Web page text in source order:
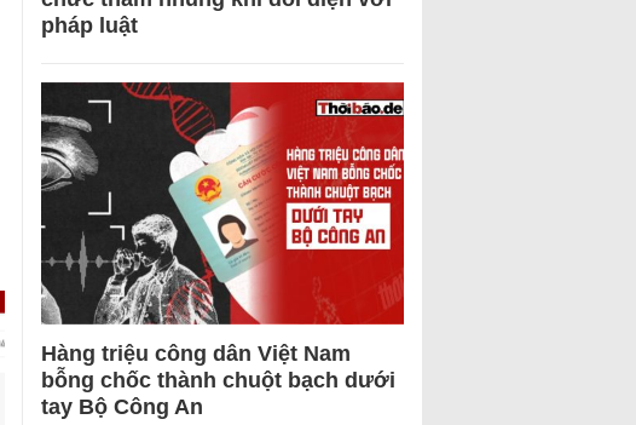
pháp luật
Hàng triệu công dân Việt Nam
bỗng chốc thành chuột bạch dưới
tay Bộ Công An